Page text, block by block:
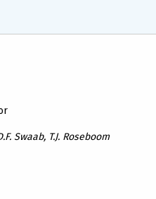
Swaab, T.J. Roseboom